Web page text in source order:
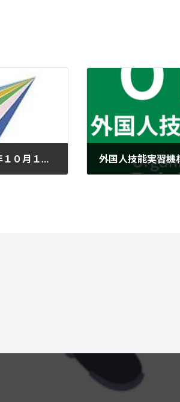
出入国在留管理庁｜２０２３年１０月１日から郵便料金が変更されます